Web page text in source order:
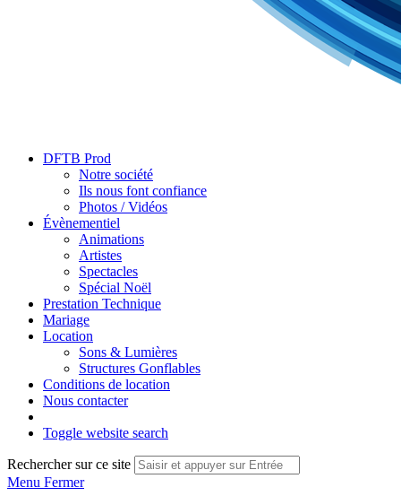
DFTB Prod
Notre société
Ils nous font confiance
Photos / Vidéos
Évènementiel
Animations
Artistes
Spectacles
Spécial Noël
Prestation Technique
Mariage
Location
Sons & Lumières
Structures Gonflables
Conditions de location
Nous contacter
Toggle website search
Rechercher sur ce site
Menu Fermer